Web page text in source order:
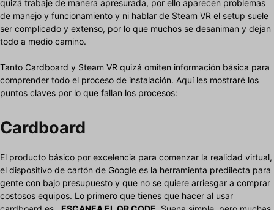
quizá trabaje de manera apresurada, por ello aparecen problemas
de manejo y funcionamiento y ni hablar de Steam VR el setup suele
ser complicado y extenso, por lo que muchos se desaniman y dejan
todo a medio camino.
Tanto Cardboard y Steam VR quizá omiten información básica para
comprender todo el proceso de instalación. Aquí les mostraré los
puntos claves por lo que fallan los procesos:
Cardboard
El producto básico por excelencia para comenzar la realidad virtual,
el dispositivo de cartón de Google es la herramienta predilecta para
gente con bajo presupuesto y que no se quiere arriesgar a comprar
costosos equipos. Lo primero que tienes que hacer al usar